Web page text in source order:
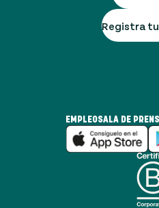
Registra
EMPLEOSALA DE